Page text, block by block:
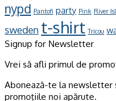
nypd Pantofi party Pink River
sweden t-shirt Tricou
Signup for Newsletter
Vrei să afli primul de
Abonează-te la
promoțiile noi apărute.